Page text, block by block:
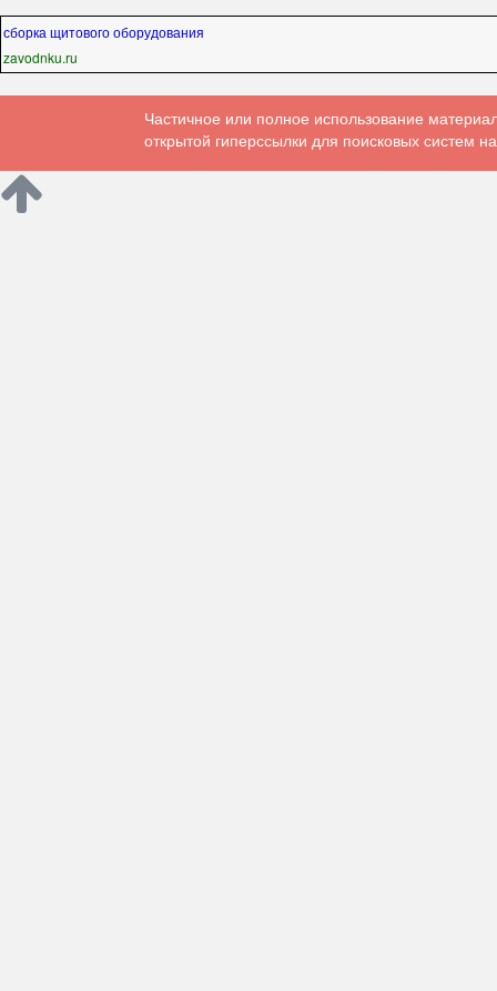
сборка щитового оборудования
zavodnku.ru
Частичное или полное использование
открытой гиперссылки для поисковых систем